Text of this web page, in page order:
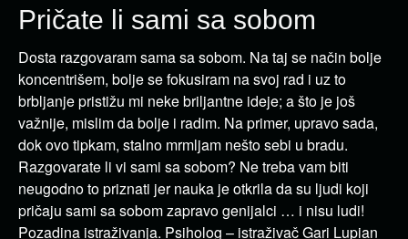
Pričate li sami sa sobom
Dosta razgovaram sama sa sobom. Na taj se način bolje
koncentrišem, bolje se fokusiram na svoj rad i uz to
brbljanje pristižu mi neke briljantne ideje; a što je još
važnije, mislim da bolje i radim. Na primer, upravo sada,
dok ovo tipkam, stalno mrmljam nešto sebi u bradu.
Razgovarate li vi sami sa sobom? Ne treba vam biti
neugodno to priznati jer nauka je otkrila da su ljudi koji
pričaju sami sa sobom zapravo genijalci … i nisu ludi!
Pozadina istraživanja. Psiholog – istraživač Gari Lupian